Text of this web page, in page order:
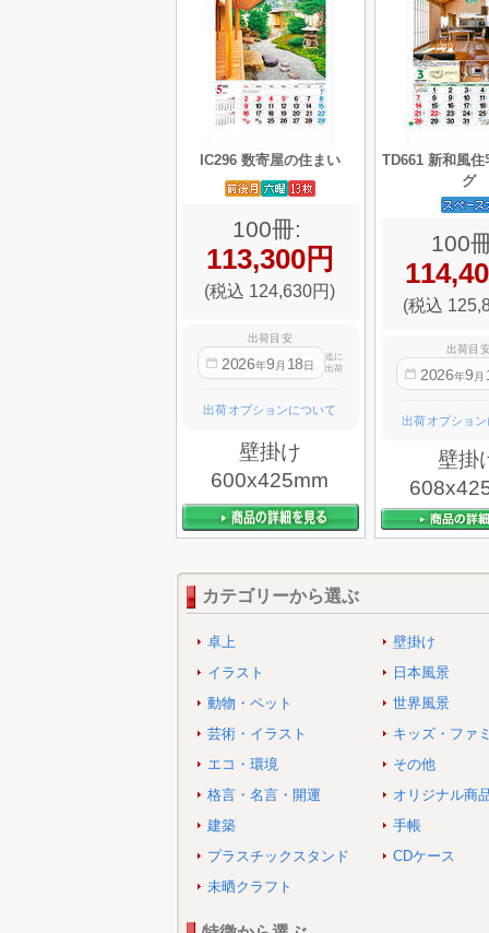
IC296 数寄屋の住まい
100冊:
113,300円
(税込 124,630円)
出荷目安
2026年9 月 18 日
迄に
出荷
出荷オプションについて
壁掛け
600x425mm
TD661 新和風住
グ
100
(税込
出荷目
2026年9 月
出荷オプショ
壁掛
カテゴリーから選ぶ
卓上
壁掛け
イラスト
日本風景
動物・ペット
世界風景
芸術・イラスト
キッズ・ファ
エコ・環境
その他
格言・名言・開運
オリジナル商
建築
手帳
プラスチックスタンド
CDケース
未晒クラフト